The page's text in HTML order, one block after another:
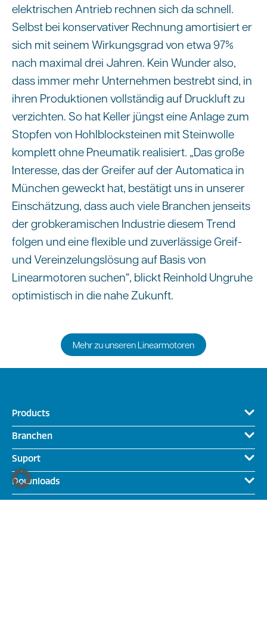
elektrischen Antrieb rechnen sich da schnell.
Selbst bei konservativer Rechnung amortisiert er
sich mit seinem Wirkungsgrad von etwa 97%
nach maximal drei Jahren. Kein Wunder also,
dass immer mehr Unternehmen bestrebt sind, in
ihren Produktionen vollständig auf Druckluft zu
verzichten. So hat Keller jüngst eine Anlage zum
Stopfen von Hohlblocksteinen mit Steinwolle
komplett ohne Pneumatik realisiert. „Das große
Interesse, das der Greifer auf der Automatica in
München geweckt hat, bestätigt uns in unserer
Einschätzung, dass auch viele Branchen jenseits
der grobkeramischen Industrie diesem Trend
folgen und eine flexible und zuverlässige Greif-
und Vereinzelungslösung auf Basis von
Linearmotoren suchen“, blickt Reinhold Ungruhe
optimistisch in die nahe Zukunft.
Mehr zu unseren Linearmotoren
Products
Branchen
Suport
Downloads